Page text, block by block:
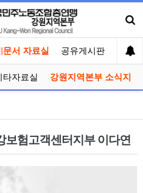
문서 자료실 공유게시판 선거
자료실 강원지역본부 소식지
보험고객센터지부 이다연